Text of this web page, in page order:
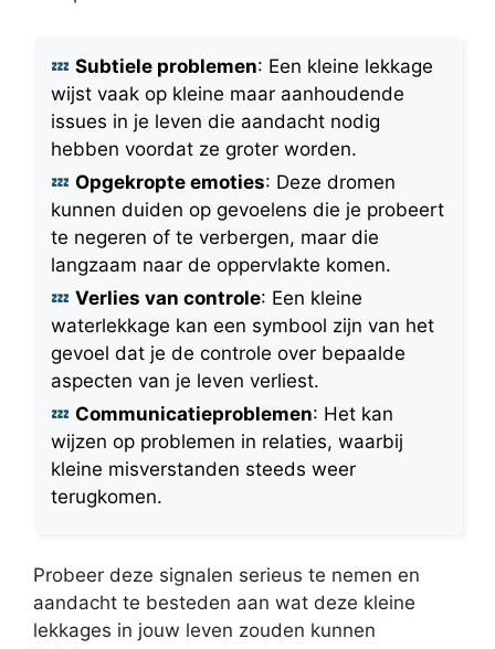
Subtiele problemen: Een kleine lekkage
wijst vaak op kleine maar aanhoudende
issues in je leven die aandacht nodig
hebben voordat ze groter worden.
Opgekropte emoties: Deze dromen
kunnen duiden op gevoelens die je probeert
te negeren of te verbergen, maar die
langzaam naar de oppervlakte komen.
Verlies van controle: Een kleine
waterlekkage kan een symbool zijn van het
gevoel dat je de controle over bepaalde
aspecten van je leven verliest.
Communicatieproblemen: Het kan
wijzen op problemen in relaties, waarbij
kleine misverstanden steeds weer
terugkomen.
Probeer deze signalen serieus te nemen en
aandacht te besteden aan wat deze kleine
lekkages in jouw leven zouden kunnen